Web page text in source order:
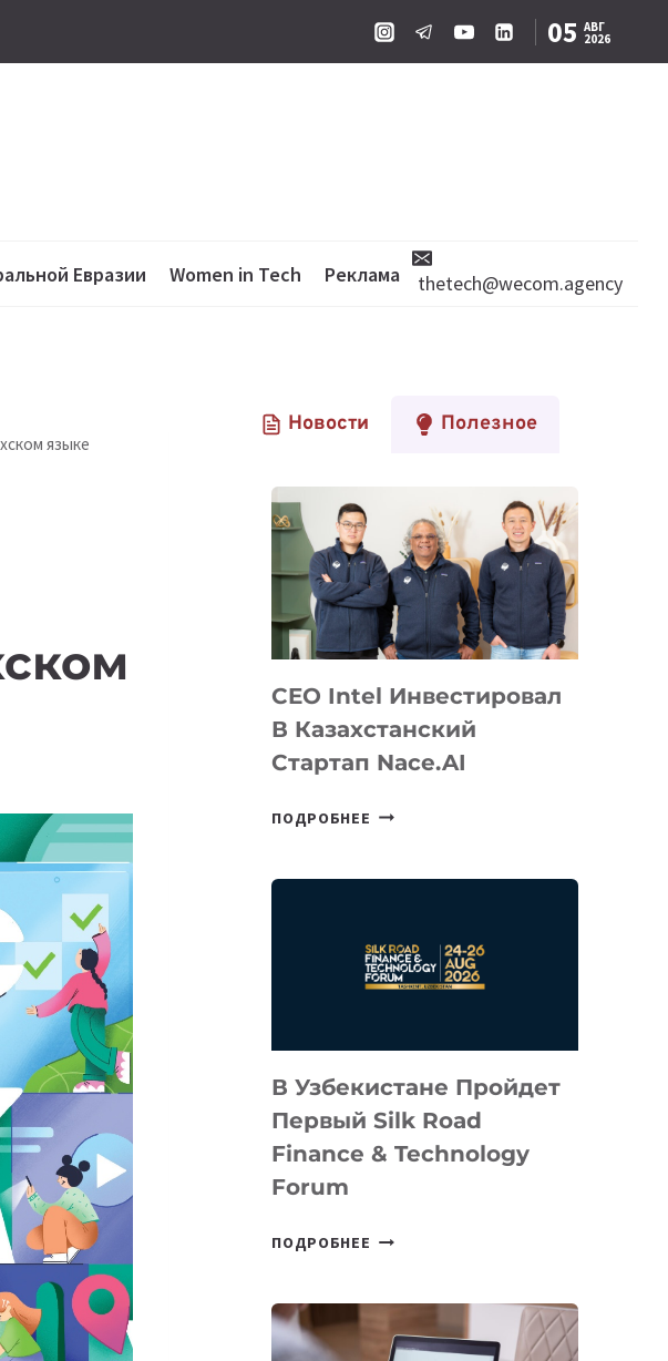
05 АВГ
2026
Евразии Women in Tech Реклама thetech@wecom.agency
языке
Новости Полезное
CEO Intel Инвестировал
В Казахстанский
Стартап Nace.AI
ПОДРОБНЕЕ CEO
СТАРТАП
NACE.AI
В Узбекистане Пройдет
Первый Silk Road
Finance & Technology
Forum
ПОДРОБНЕЕ
SILK